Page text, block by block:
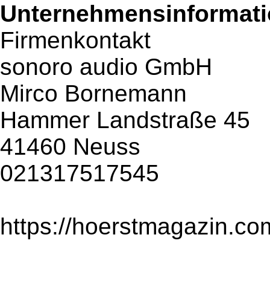
Firmenkontakt
sonoro audio GmbH
Mirco Bornemann
Hammer Landstraße 45
41460 Neuss
021317517545
https://